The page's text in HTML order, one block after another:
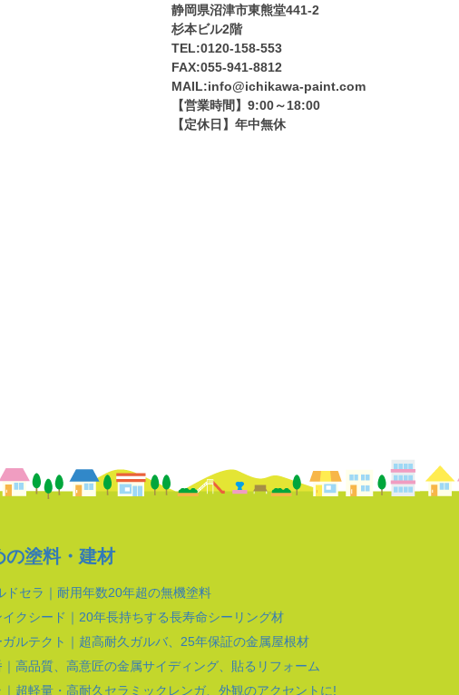
静岡県沼津市東熊堂441-2
杉本ビル2階
TEL:0120-158-553
FAX:055-941-8812
MAIL:info@ichikawa-paint.com
【営業時間】9:00～18:00
【定休日】年中無休
の塗料・建材
ドセラ｜耐用年数20年超の無機塗料
イクシード｜20年長持ちする長寿命シーリング材
ガルテクト｜超高耐久ガルバ、25年保証の金属屋根材
高品質、高意匠の金属サイディング、貼るリフォーム
｜超軽量・高耐久セラミックレンガ、外観のアクセントに!